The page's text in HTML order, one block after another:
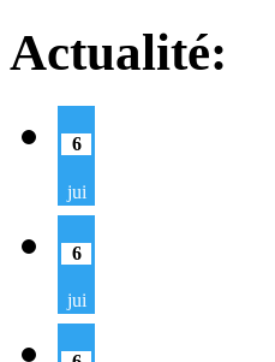
Actualité:
6
jui
6
jui